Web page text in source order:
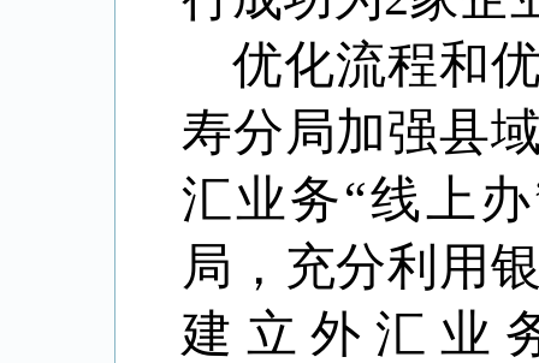
优化流程和
寿分局加强县
汇业务“线上
局，充分利用
建立外汇业